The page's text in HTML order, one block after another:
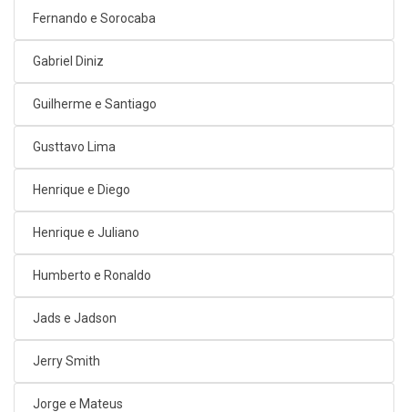
Fernando e Sorocaba
Gabriel Diniz
Guilherme e Santiago
Gusttavo Lima
Henrique e Diego
Henrique e Juliano
Humberto e Ronaldo
Jads e Jadson
Jerry Smith
Jorge e Mateus